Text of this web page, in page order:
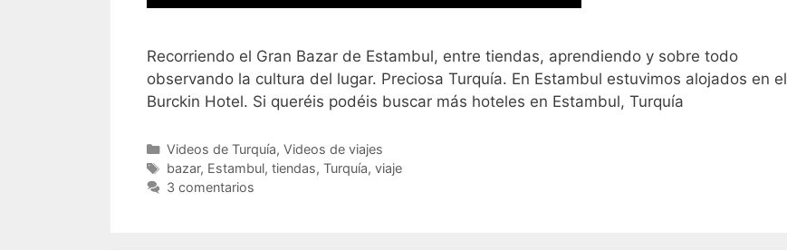
Recorriendo el Gran Bazar de Estambul, entre tiendas, aprendiendo y sobre todo
observando la cultura del lugar. Preciosa Turquía. En Estambul estuvimos alojados en el
Burckin Hotel. Si queréis podéis buscar más hoteles en Estambul, Turquía
Categorías
Videos de Turquía, Videos de viajes
Etiquetas
bazar, Estambul, tiendas, Turquía, viaje
3 comentarios